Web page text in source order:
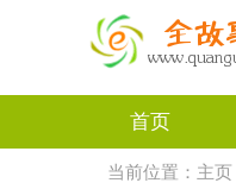
首页
当前位置： 主页